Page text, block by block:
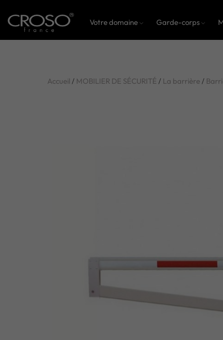
Votre domaine Garde-corps
Accueil / MOBILIER DE SÉCURITÉ / La barrière /